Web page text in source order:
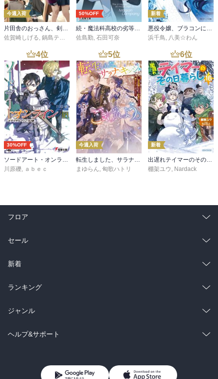
今週入荷
片田舎のおっさん、剣聖になる 11 ～ただの田舎の剣術師範だったのに、大成した弟子たちが俺を放ってくれない件～
佐賀崎しげる, 鍋島テツヒロ
50%OFF
続・魔法科高校の劣等生 メイジアン・カンパニー(11)
佐島勤, 石田可奈
新着
悪役令嬢、ブラコンにジョブチェンジします９【電子特典付き】
浜千鳥, 八美☆わん
4位
30%OFF
ソードアート・オンライン29 ユナイタル・リングVIII
川原礫, ａｂｅｃ
5位
今週入荷
転生しました、サラナ・キンジェです。ごきげんよう。５ ～婚約破棄されたので田舎で気ままに暮らしたいと思います～【電子書店共通特典SS付】
まゆらん, 匈歌ハトリ
6位
新着
出遅れテイマーのその日暮らし 16
棚架ユウ, Nardack
フロア
総合
ラノベ
雑誌・グラビア
BL・TL
セール
総合
ラノベ
雑誌・グラビア
BL・TL
新着
総合
ラノベ
雑誌・グラビア
ランキング
総合
ラノベ
ジャンル
コミック
ヘルプ&サポート